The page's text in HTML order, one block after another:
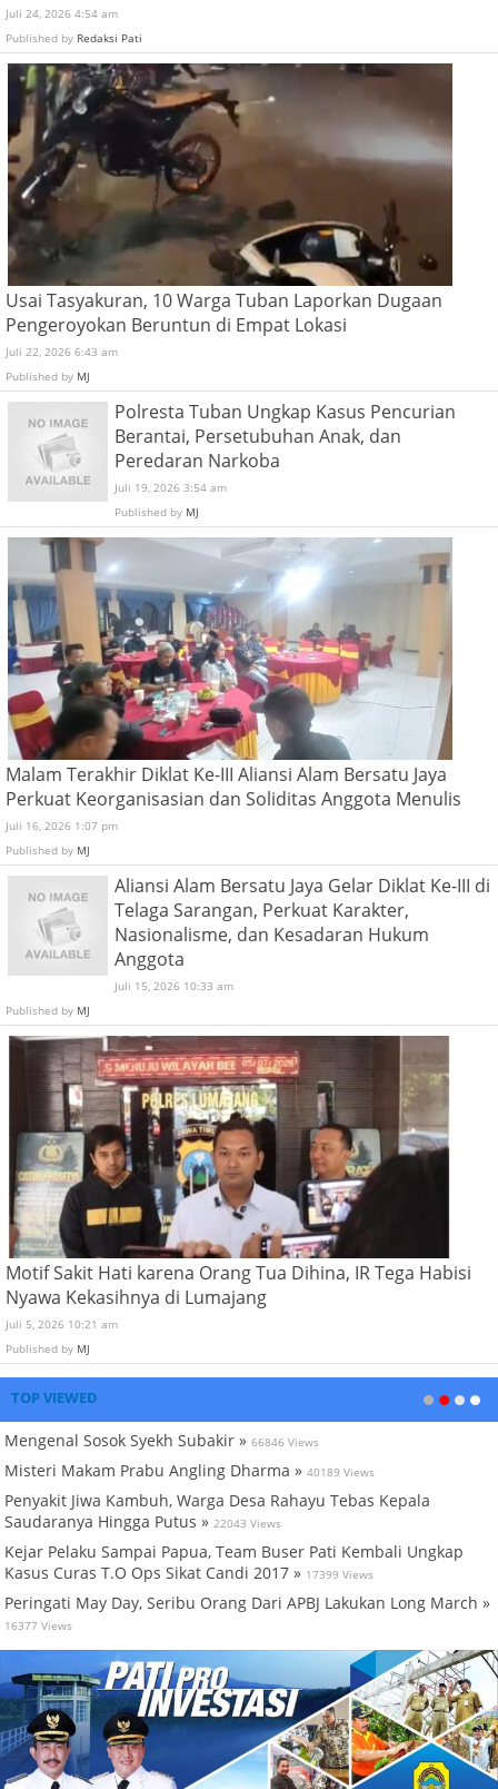
Juli 24, 2026 4:54 am
Published by Redaksi Pati
Usai Tasyakuran, 10 Warga Tuban Laporkan Dugaan
Pengeroyokan Beruntun di Empat Lokasi
Juli 22, 2026 6:43 am
Published by MJ
Polresta Tuban Ungkap Kasus Pencurian
Berantai, Persetubuhan Anak, dan
Peredaran Narkoba
Juli 19, 2026 3:54 am
Published by MJ
Malam Terakhir Diklat Ke-III Aliansi Alam Bersatu Jaya
Perkuat Keorganisasian dan Soliditas Anggota Menulis
Juli 16, 2026 1:07 pm
Published by MJ
Aliansi Alam Bersatu Jaya Gelar Diklat Ke-III di
Telaga Sarangan, Perkuat Karakter,
Nasionalisme, dan Kesadaran Hukum
Anggota
Juli 15, 2026 10:33 am
Published by MJ
Motif Sakit Hati karena Orang Tua Dihina, IR Tega Habisi
Nyawa Kekasihnya di Lumajang
Juli 5, 2026 10:21 am
Published by MJ
TOP VIEWED
Mengenal Sosok Syekh Subakir » 66846 Views
Misteri Makam Prabu Angling Dharma » 40189 Views
Penyakit Jiwa Kambuh, Warga Desa Rahayu Tebas Kepala
Saudaranya Hingga Putus » 22043 Views
Kejar Pelaku Sampai Papua, Team Buser Pati Kembali Ungkap
Kasus Curas T.O Ops Sikat Candi 2017 » 17399 Views
Peringati May Day, Seribu Orang Dari APBJ Lakukan Long March »
16377 Views